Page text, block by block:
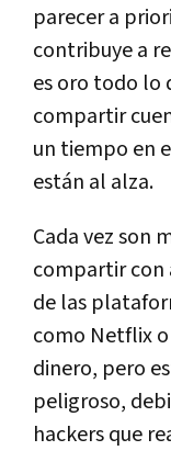
parecer a
contribuye a
es oro todo lo
compartir
un tiempo en
están al alza.
Cada vez son
compartir con
de las
como Netflix
dinero, pero
peligroso,
hackers que